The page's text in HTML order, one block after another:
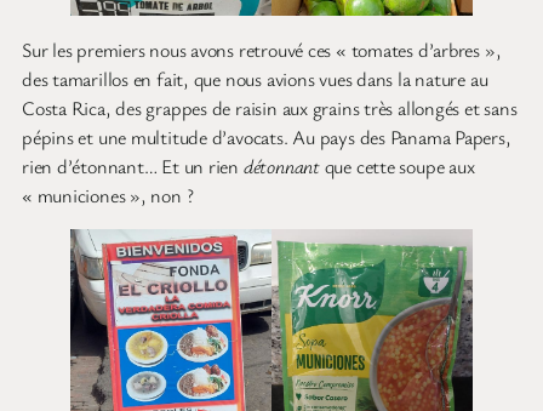
Sur les premiers nous avons retrouvé ces « tomates d’arbres »,
des tamarillos en fait, que nous avions vues dans la nature au
Costa Rica, des grappes de raisin aux grains très allongés et sans
pépins et une multitude d’avocats. Au pays des Panama Papers,
rien d’étonnant… Et un rien détonnantque cette soupe aux
« municiones », non ?